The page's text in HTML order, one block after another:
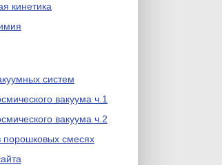
кинетика
систем
вакуума ч.1
вакуума ч.2
порошковых смесях